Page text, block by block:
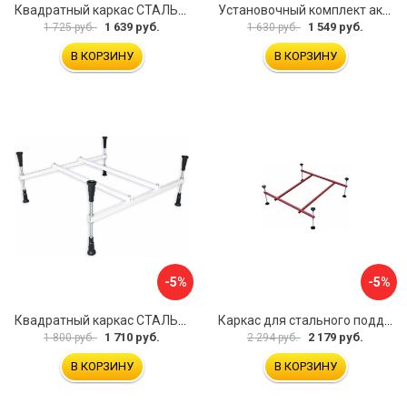
1 725 руб. 1 639 руб.
В КОРЗИНУ
1 630 руб. 1 549 руб.
В КОРЗИНУ
-5%
1 800 руб. 1 710 руб.
В КОРЗИНУ
-5%
2 294 руб. 2 179 руб.
В КОРЗИНУ